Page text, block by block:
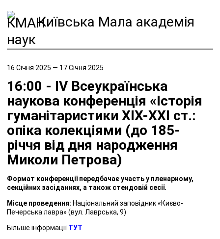
Київська Мала академія
наук
16 Січня 2025 — 17 Січня 2025
16:00 - ІV Всеукраїнська
наукова конференція «Історія
гуманітаристики ХІХ-ХХІ ст.:
опіка колекціями (до 185-
річчя від дня народження
Миколи Петрова)
Формат конференції передбачає участь у пленарному,
секційних засіданнях, а також стендовій сесії.
Місце проведення: Національний заповідник «Києво-
Печерська лавра» (вул. Лаврська, 9)
Більше інформації ТУТ